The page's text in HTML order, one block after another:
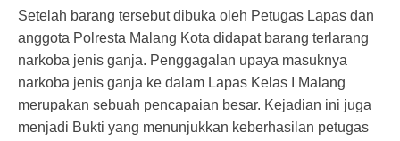
Setelah barang tersebut dibuka oleh Petugas Lapas dan
anggota Polresta Malang Kota didapat barang terlarang
narkoba jenis ganja. Penggagalan upaya masuknya
narkoba jenis ganja ke dalam Lapas Kelas I Malang
merupakan sebuah pencapaian besar. Kejadian ini juga
menjadi Bukti yang menunjukkan keberhasilan petugas